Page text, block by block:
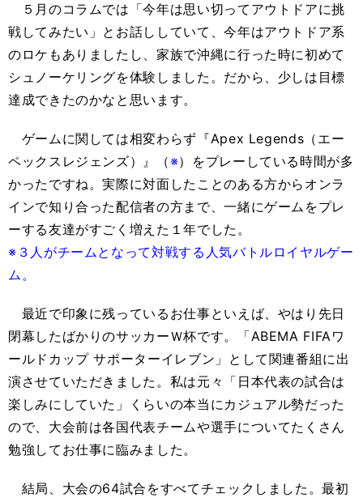
５月のコラムでは「今年は思い切ってアウトドアに挑
戦してみたい」とお話ししていて、今年はアウトドア系
のロケもありましたし、家族で沖縄に行った時に初めて
シュノーケリングを体験しました。だから、少しは目標
達成できたのかなと思います。
ゲームに関しては相変わらず『Apex Legends（エー
ペックスレジェンズ）』（※）をプレーしている時間が多
かったですね。実際に対面したことのある方からオンラ
インで知り合った配信者の方まで、一緒にゲームをプレ
ーする友達がすごく増えた１年でした。
※３人がチームとなって対戦する人気バトルロイヤルゲー
ム。
最近で印象に残っているお仕事といえば、やはり先日
閉幕したばかりのサッカーＷ杯です。「ABEMA FIFAワ
ールドカップ サポーターイレブン」として関連番組に出
演させていただきました。私は元々「日本代表の試合は
楽しみにしていた」くらいの本当にカジュアル勢だった
ので、大会前は各国代表チームや選手についてたくさん
勉強してお仕事に臨みました。
結局、大会の64試合をすべてチェックしました。最初